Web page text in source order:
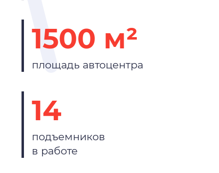
1500 м²
площадь автоцентра
14
подъемников
в работе